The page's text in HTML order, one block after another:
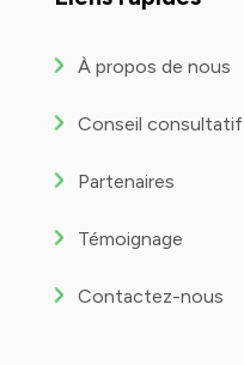
À propos de nous
Conseil consultatif
Partenaires
Témoignage
Contactez-nous